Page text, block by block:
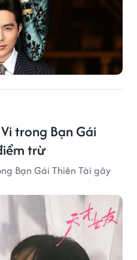
trong Bạn Gái
trừ
Bạn Gái Thiên Tài gây